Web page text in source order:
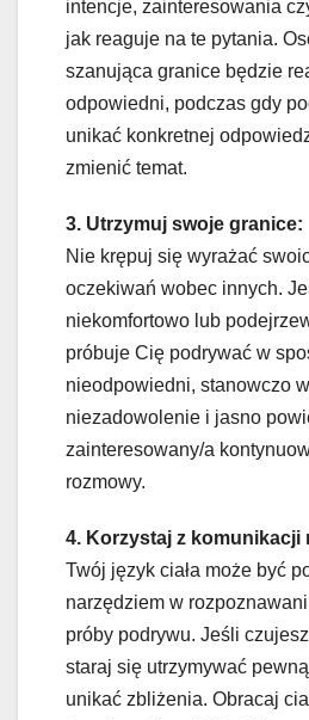
intencje, zainteresowania
jak reaguje na te pytania.
szanująca granice będzie
odpowiedni, podczas gdy
unikać konkretnej
zmienić temat.
3. Utrzymuj swoje granice:
Nie krępuj się wyrażać
oczekiwań wobec innych.
niekomfortowo lub
próbuje Cię podrywać w
nieodpowiedni, stanowczo
niezadowolenie i jasno
zainteresowany/a
rozmowy.
4. Korzystaj z komunikacji
Twój język ciała może być
narzędziem w
próby podrywu. Jeśli
staraj się utrzymywać
unikać zbliżenia. Obracaj